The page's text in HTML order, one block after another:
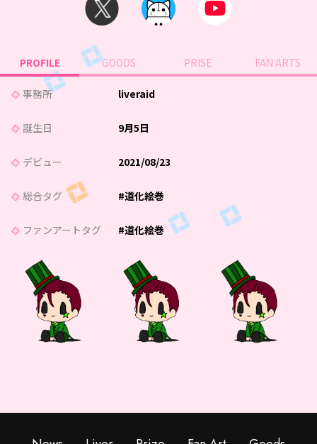
PROFILE GOODS PRISE FAN ARTS
事務所 liveraid
誕生日 9月5日
デビュー 2021/08/23
総合タグ #道化絵巻
ファンアートタグ #道化絵巻